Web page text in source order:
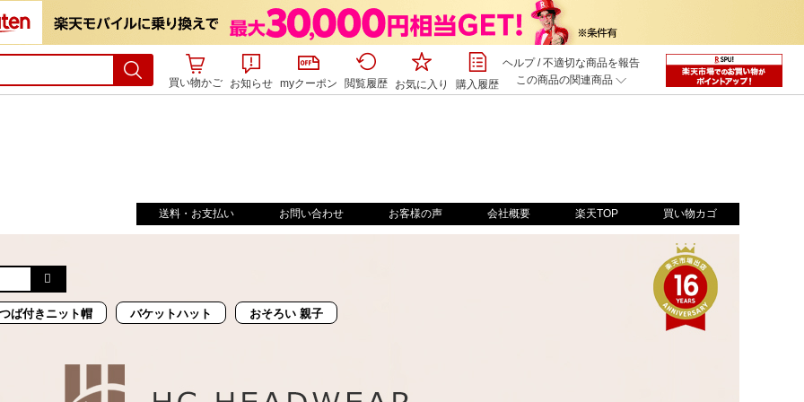
買い物かご お知らせ myクーポン 閲覧履歴 お気に入り 購入履歴
ヘルプ/不適切な商品を報告
この商品の関連商品